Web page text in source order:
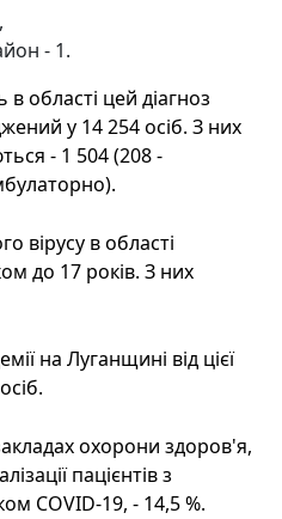
- 1.
області цей діагноз
у 14 254 осіб. З них
- 1 504 (208 -
вірусу в області
до 17 років. З них
на Луганщині від цієї
охорони здоров'я,
пацієнтів з
COVID-19, - 14,5 %.